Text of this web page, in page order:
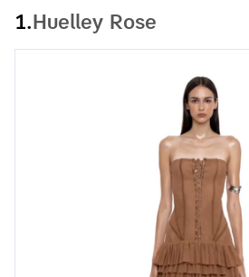
1. Huelley Rose